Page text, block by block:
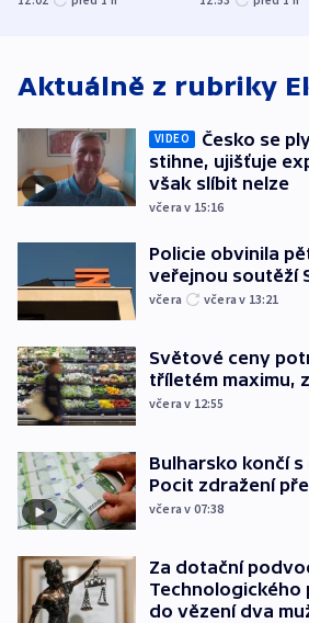
Aktuálně z rubriky
VIDEO
Česko se
stihne, ujišťuje
však slíbit nelze
včera v 15:16
Policie obvinila
veřejnou soutěží
včera včera v 13:21
Světové ceny
tříletém maximu,
včera v 12:55
Bulharsko končí
Pocit zdražení
včera v 07:38
Za dotační
Technologického
do vězení dva